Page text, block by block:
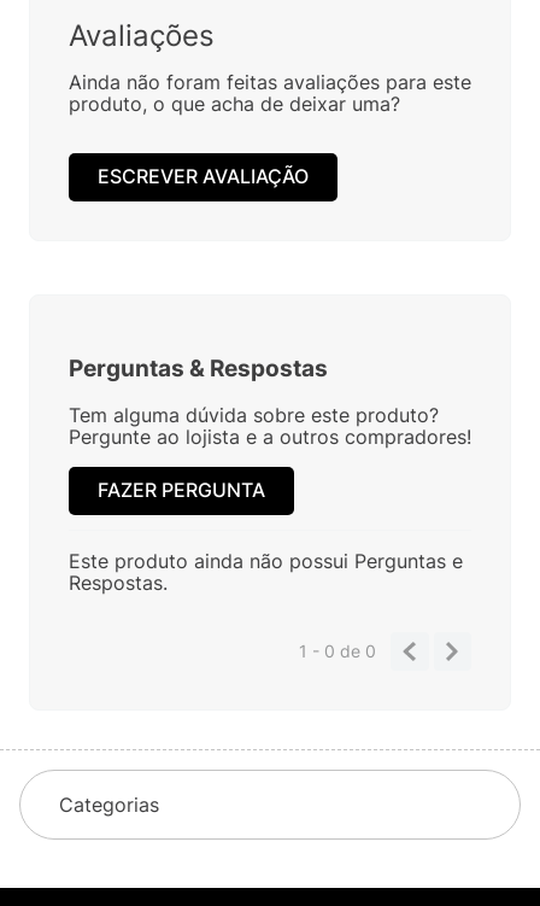
Avaliações
Ainda não foram feitas avaliações para este
produto, o que acha de deixar uma?
ESCREVER AVALIAÇÃO
Perguntas & Respostas
Tem alguma dúvida sobre este produto?
Pergunte ao lojista e a outros compradores!
FAZER PERGUNTA
Este produto ainda não possui Perguntas e
Respostas.
1 - 0de 0
Categorias